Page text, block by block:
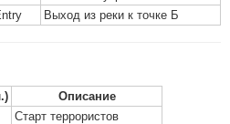
Выход из реки к точке Б
Описание
Старт террористов